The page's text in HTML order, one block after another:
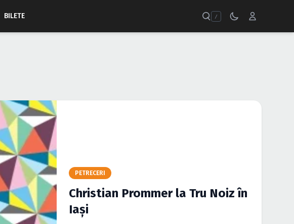
BILETE /
PETRECERI
Christian Prommer la Tru Noiz în
Iaşi